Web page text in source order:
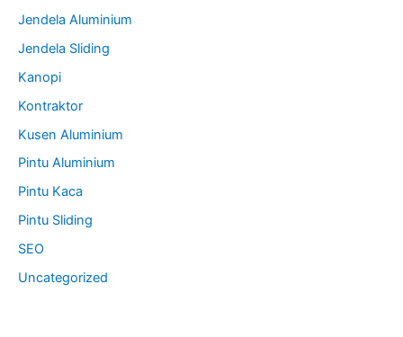
Jendela Aluminium
Jendela Sliding
Kanopi
Kontraktor
Kusen Aluminium
Pintu Aluminium
Pintu Kaca
Pintu Sliding
SEO
Uncategorized